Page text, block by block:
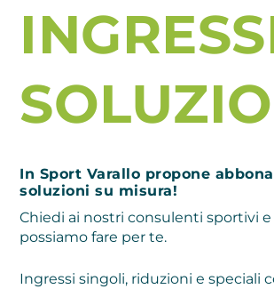
In Sport Varallo propone
soluzioni su misura!
Chiedi ai nostri consulenti sportivi e
possiamo fare per te.
Ingressi singoli, riduzioni e speciali